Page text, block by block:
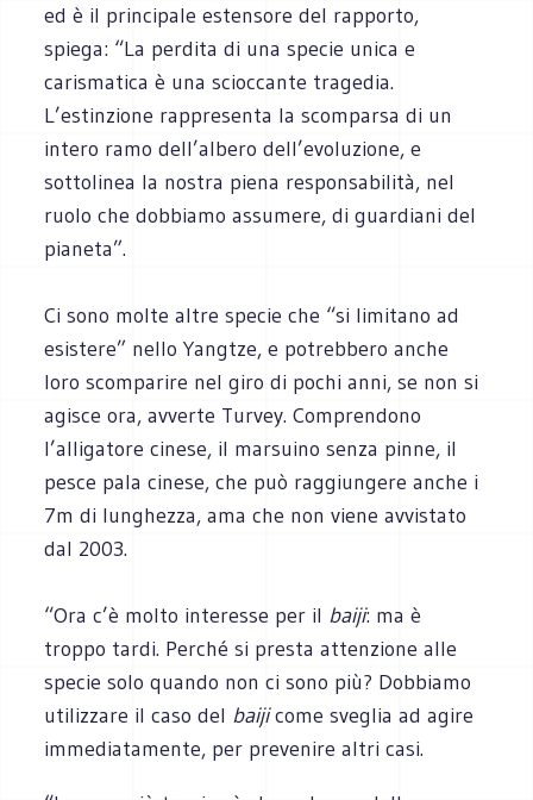
ed è il principale estensore del rapporto,
spiega: “La perdita di una specie unica e
carismatica è una scioccante tragedia.
L’estinzione rappresenta la scomparsa di un
intero ramo dell’albero dell’evoluzione, e
sottolinea la nostra piena responsabilità, nel
ruolo che dobbiamo assumere, di guardiani del
pianeta”.
Ci sono molte altre specie che “si limitano ad
esistere” nello Yangtze, e potrebbero anche
loro scomparire nel giro di pochi anni, se non si
agisce ora, avverte Turvey. Comprendono
l’alligatore cinese, il marsuino senza pinne, il
pesce pala cinese, che può raggiungere anche i
7m di lunghezza, ama che non viene avvistato
dal 2003.
“Ora c’è molto interesse per il baiji: ma è
troppo tardi. Perché si presta attenzione alle
specie solo quando non ci sono più? Dobbiamo
utilizzare il caso del baijicome sveglia ad agire
immediatamente, per prevenire altri casi.